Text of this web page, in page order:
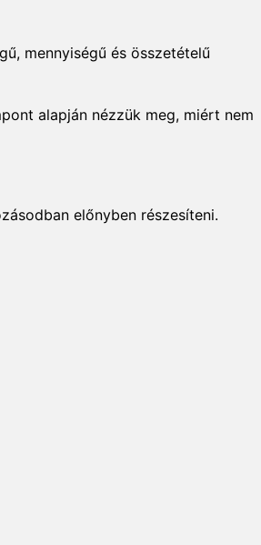
mennyiségű és összetételű
alapján nézzük meg, miért nem
előnyben részesíteni.